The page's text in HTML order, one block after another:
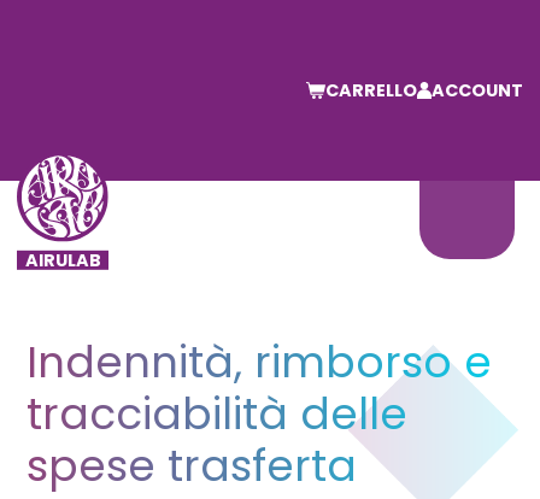
CARRELLO ACCOUNT
Indennità, rimborso e
tracciabilità delle
spese trasferta